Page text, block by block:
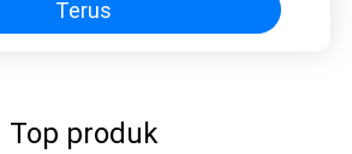
Terus
Top produk